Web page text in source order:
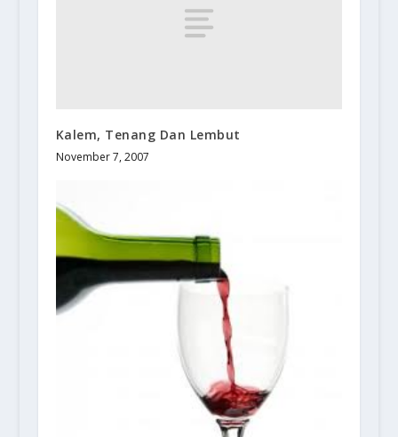
Kalem, Tenang Dan Lembut
November 7, 2007